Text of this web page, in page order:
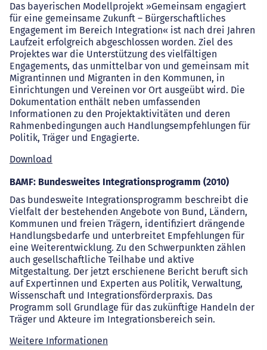
Das bayerischen Modellprojekt »Gemeinsam engagiert
für eine gemeinsame Zukunft – Bürgerschaftliches
Engagement im Bereich Integration« ist nach drei Jahren
Laufzeit erfolgreich abgeschlossen worden. Ziel des
Projektes war die Unterstützung des vielfältigen
Engagements, das unmittelbar von und gemeinsam mit
Migrantinnen und Migranten in den Kommunen, in
Einrichtungen und Vereinen vor Ort ausgeübt wird. Die
Dokumentation enthält neben umfassenden
Informationen zu den Projektaktivitäten und deren
Rahmenbedingungen auch Handlungsempfehlungen für
Politik, Träger und Engagierte.
Download
BAMF: Bundesweites Integrationsprogramm (2010)
Das bundesweite Integrationsprogramm beschreibt die
Vielfalt der bestehenden Angebote von Bund, Ländern,
Kommunen und freien Trägern, identifiziert drängende
Handlungsbedarfe und unterbreitet Empfehlungen für
eine Weiterentwicklung. Zu den Schwerpunkten zählen
auch gesellschaftliche Teilhabe und aktive
Mitgestaltung. Der jetzt erschienene Bericht beruft sich
auf Expertinnen und Experten aus Politik, Verwaltung,
Wissenschaft und Integrationsförderpraxis. Das
Programm soll Grundlage für das zukünftige Handeln der
Träger und Akteure im Integrationsbereich sein.
Weitere Informationen